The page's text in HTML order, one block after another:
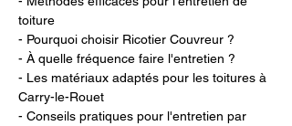
toiture
- Pourquoi choisir Ricotier Couvreur ?
- À quelle fréquence faire l'entretien ?
- Les matériaux adaptés pour les toitures à
Carry-le-Rouet
- Conseils pratiques pour l'entretien par